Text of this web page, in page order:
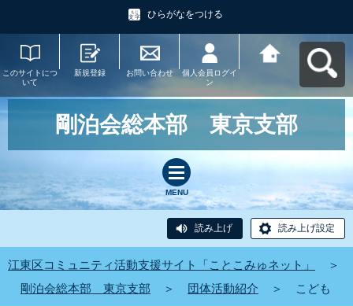
ひらがなをつける
このサイトにつ
いて
新規登録 お問い合わせ
個人会員ログイ
ン
イト「ことこみ
ゅネット」へ戻
剛泊会総本部 東京支部
MENU
読み上げ 読み上げ設定
江東区コミュニティ活動支援サイト「ことこみゅネット」
＞
剛泊会総本部 東京支部
＞ 団体活動紹介 ＞ こども